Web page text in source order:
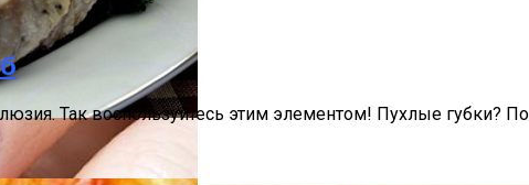
Так воспользуйтесь этим элементом! Пухлые губки?